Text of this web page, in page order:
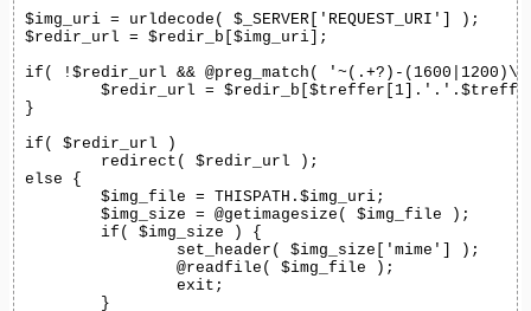
$img_uri = urldecode( $_SERVER['REQUEST_URI'] );
$redir_url = $redir_b[$img_uri];
if( !$redir_url && @preg_match( '~(.+?)-
}
if( $redir_url )
else {